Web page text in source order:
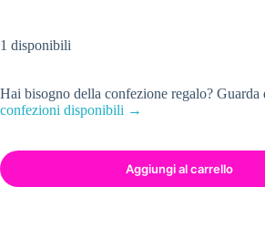
1 disponibili
Hai bisogno della confezione regalo? Guarda
confezioni disponibili →
Aggiungi al carrello